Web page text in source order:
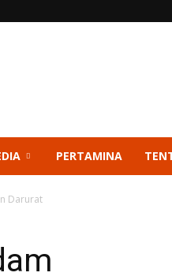
PERTAMINA
Darurat